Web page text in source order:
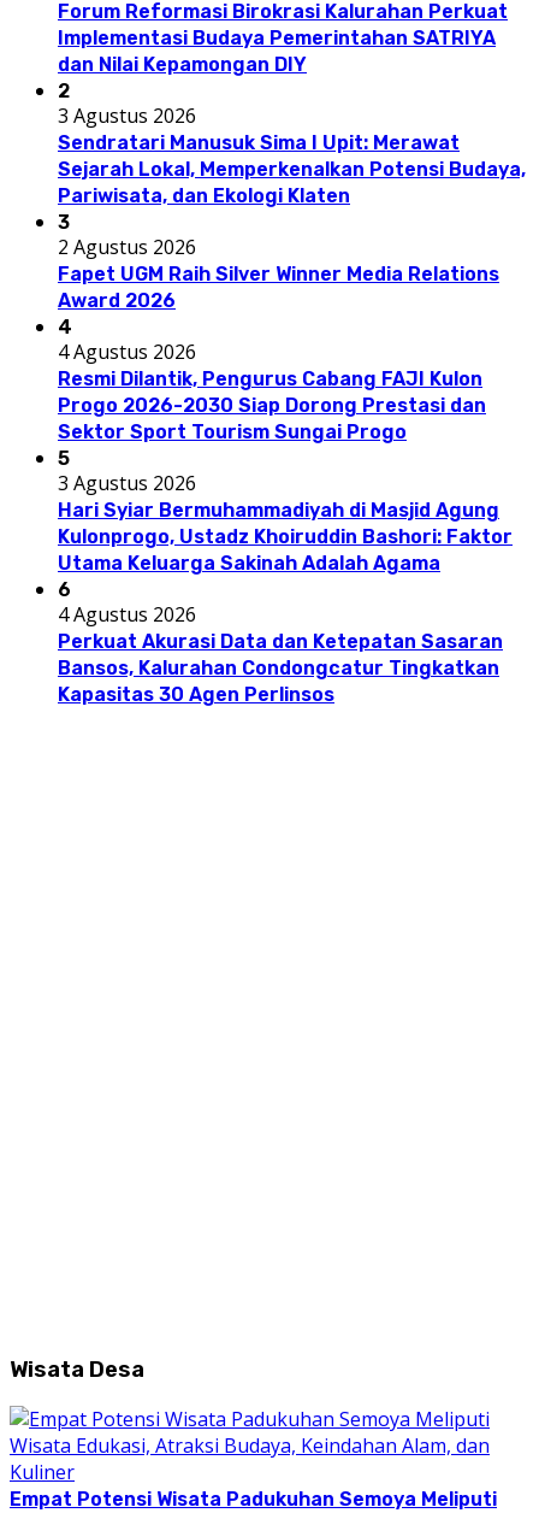
Forum Reformasi Birokrasi Kalurahan Perkuat
Implementasi Budaya Pemerintahan SATRIYA
dan Nilai Kepamongan DIY
2
3 Agustus 2026
Sendratari Manusuk Sima I Upit: Merawat
Sejarah Lokal, Memperkenalkan Potensi Budaya,
Pariwisata, dan Ekologi Klaten
3
2 Agustus 2026
Fapet UGM Raih Silver Winner Media Relations
Award 2026
4
4 Agustus 2026
Resmi Dilantik, Pengurus Cabang FAJI Kulon
Progo 2026-2030 Siap Dorong Prestasi dan
Sektor Sport Tourism Sungai Progo
5
3 Agustus 2026
Hari Syiar Bermuhammadiyah di Masjid Agung
Kulonprogo, Ustadz Khoiruddin Bashori: Faktor
Utama Keluarga Sakinah Adalah Agama
6
4 Agustus 2026
Perkuat Akurasi Data dan Ketepatan Sasaran
Bansos, Kalurahan Condongcatur Tingkatkan
Kapasitas 30 Agen Perlinsos
Wisata Desa
Empat Potensi Wisata Padukuhan Semoya Meliputi